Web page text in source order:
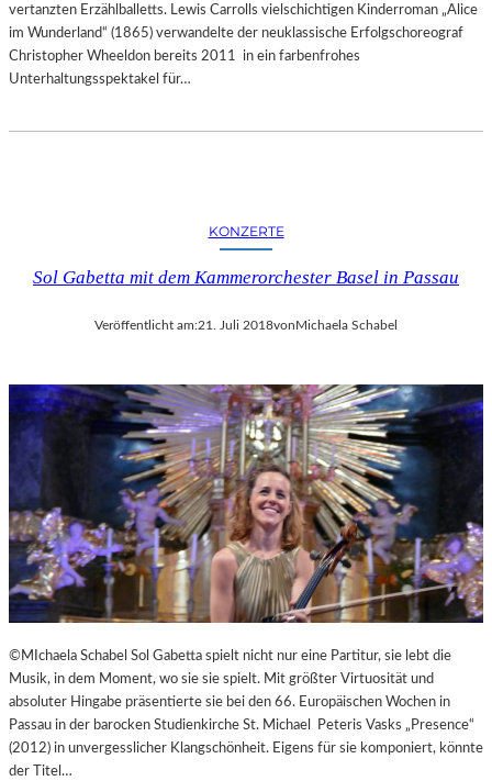
vertanzten Erzählballetts. Lewis Carrolls vielschichtigen Kinderroman „Alice
im Wunderland“ (1865) verwandelte der neuklassische Erfolgschoreograf
Christopher Wheeldon bereits 2011 in ein farbenfrohes
Unterhaltungsspektakel für…
KONZERTE
Sol Gabetta mit dem Kammerorchester Basel in Passau
Veröffentlicht am:21. Juli 2018vonMichaela Schabel
©MIchaela Schabel Sol Gabetta spielt nicht nur eine Partitur, sie lebt die
Musik, in dem Moment, wo sie sie spielt. Mit größter Virtuosität und
absoluter Hingabe präsentierte sie bei den 66. Europäischen Wochen in
Passau in der barocken Studienkirche St. Michael Peteris Vasks „Presence“
(2012) in unvergesslicher Klangschönheit. Eigens für sie komponiert, könnte
der Titel…